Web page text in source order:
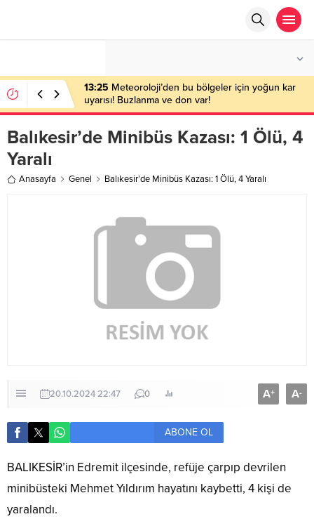
13:25 Meteoroloji’den bu bölgeler için yoğun kar
uyarısı! Buzlanma ve don var!
Balıkesir’de Minibüs Kazası: 1 Ölü, 4
Yaralı
Anasayfa Genel Balıkesir’de Minibüs Kazası: 1 Ölü, 4 Yaralı
20.10.2024 22:47 0 A+ A-
ABONE OL
BALIKESİR’in Edremit ilçesinde, refüje çarpıp devrilen
minibüsteki Mehmet Yıldırım hayatını kaybetti, 4 kişi de
yaralandı.